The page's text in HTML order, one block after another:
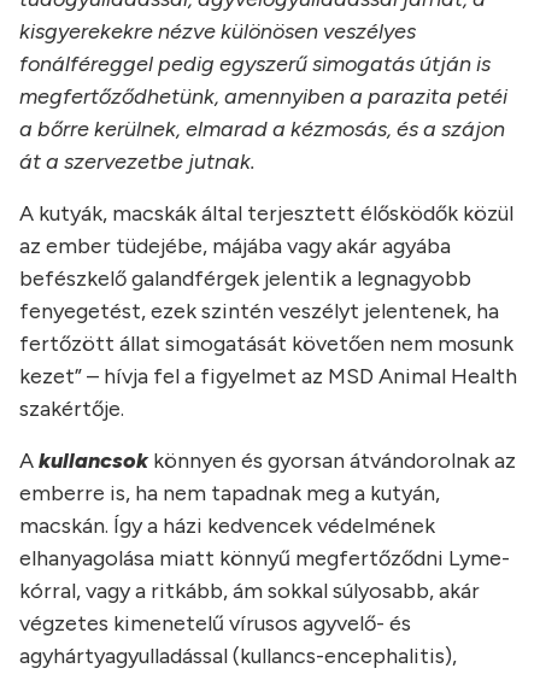
kisgyerekekre nézve különösen veszélyes
fonálféreggel pedig egyszerű simogatás útján is
megfertőződhetünk, amennyiben a parazita petéi
a bőrre kerülnek, elmarad a kézmosás, és a szájon
át a szervezetbe jutnak.
A kutyák, macskák által terjesztett élősködők közül
az ember tüdejébe, májába vagy akár agyába
befészkelő galandférgek jelentik a legnagyobb
fenyegetést, ezek szintén veszélyt jelentenek, ha
fertőzött állat simogatását követően nem mosunk
kezet” – hívja fel a figyelmet az MSD Animal Health
szakértője.
Akullancsokkönnyen és gyorsan átvándorolnak az
emberre is, ha nem tapadnak meg a kutyán,
macskán. Így a házi kedvencek védelmének
elhanyagolása miatt könnyű megfertőződni Lyme-
kórral, vagy a ritkább, ám sokkal súlyosabb, akár
végzetes kimenetelű vírusos agyvelő- és
agyhártyagyulladással (kullancs-encephalitis),